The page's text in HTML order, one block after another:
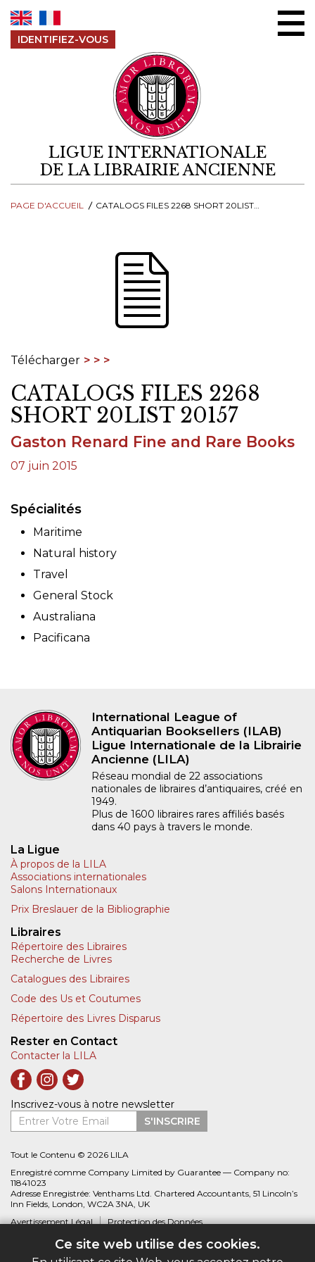
Ce site web utilise des cookies.
IDENTIFIEZ-VOUS
LIGUE INTERNATIONALE
DE LA LIBRAIRIE ANCIENNE
PAGE D'ACCUEIL CATALOGS FILES 2268 SHORT 20LIST 20157
Télécharger
CATALOGS FILES 2268
SHORT 20LIST 20157
Gaston Renard Fine and Rare Books
07 juin 2015
Spécialités
Maritime
Natural history
Travel
General Stock
Australiana
Pacificana
International League of
Antiquarian Booksellers (ILAB)
Ligue Internationale de la Librairie
Ancienne (LILA)
Réseau mondial de 22 associations
nationales de libraires d’antiquaires, créé en
1949.
Plus de 1600 libraires rares affiliés basés
dans 40 pays à travers le monde.
La Ligue
À propos de la LILA
Associations internationales
Salons Internationaux
Prix Breslauer de la Bibliographie
Libraires
Répertoire des Libraires
Recherche de Livres
Catalogues des Libraires
Code des Us et Coutumes
Répertoire des Livres Disparus
Rester en Contact
Contacter la LILA
Inscrivez-vous à notre newsletter
Entrer Votre Email
S'INSCRIRE
Tout le Contenu © 2026 LILA
Enregistré comme Company Limited by Guarantee — Company no:
11841023
Adresse Enregistrée: Venthams Ltd. Chartered Accountants, 51 Lincoln’s
Inn Fields, London, WC2A 3NA, UK
Avertissement Légal
Protection des Données